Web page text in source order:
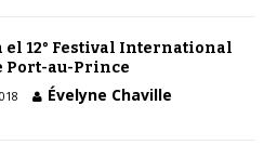
el 12° Festival International
Port-au-Prince
Évelyne Chaville